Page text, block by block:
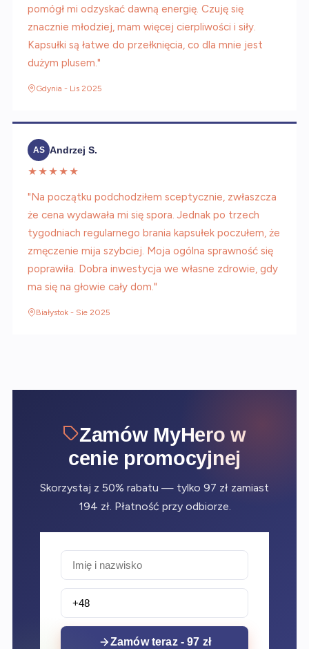
pomógł mi odzyskać dawną energię. Czuję się
znacznie młodziej, mam więcej cierpliwości i siły.
Kapsułki są łatwe do przełknięcia, co dla mnie jest
dużym plusem."
Gdynia - Lis 2025
AS Andrzej S.
★★★★★
"Na początku podchodziłem sceptycznie, zwłaszcza
że cena wydawała mi się spora. Jednak po trzech
tygodniach regularnego brania kapsułek poczułem, że
zmęczenie mija szybciej. Moja ogólna sprawność się
poprawiła. Dobra inwestycja we własne zdrowie, gdy
ma się na głowie cały dom."
Białystok - Sie 2025
Zamów MyHero w
cenie promocyjnej
Skorzystaj z 50% rabatu — tylko 97 zł zamiast
194 zł. Płatność przy odbiorze.
Zamów teraz - 97 zł